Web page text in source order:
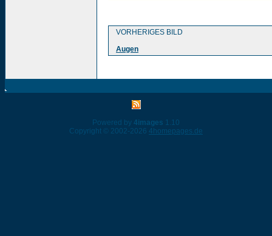
VORHERIGES BILD
Augen
Powered by 4images 1.10
Copyright © 2002-2026 4homepages.de